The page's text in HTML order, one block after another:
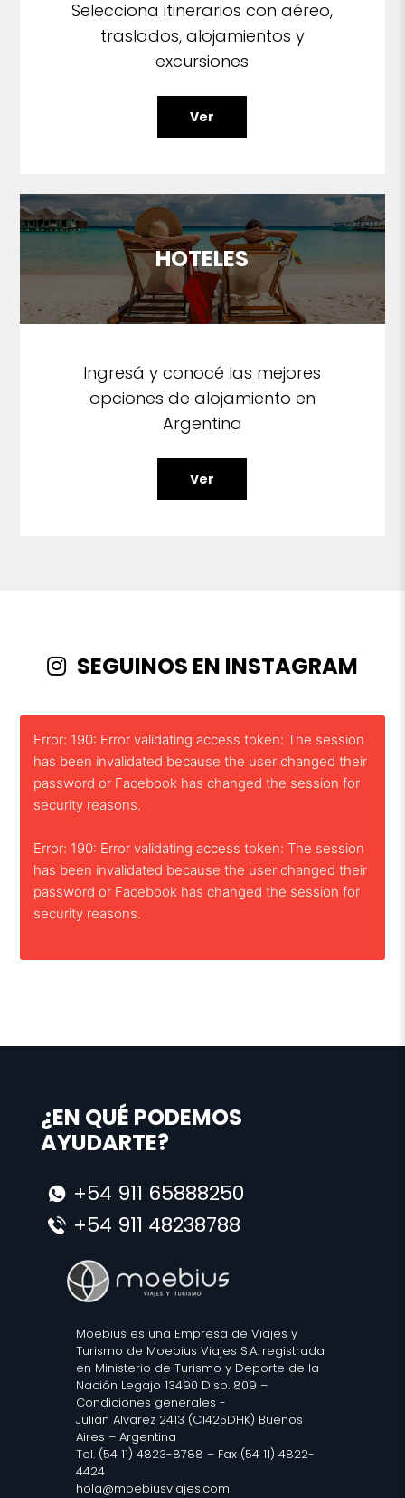
Selecciona itinerarios con aéreo,
traslados, alojamientos y
excursiones
Ver
HOTELES
Ingresá y conocé las mejores
opciones de alojamiento en
Argentina
Ver
SEGUINOS EN INSTAGRAM
Error: 190: Error validating access token: The session
has been invalidated because the user changed their
password or Facebook has changed the session for
security reasons.
Error: 190: Error validating access token: The session
has been invalidated because the user changed their
password or Facebook has changed the session for
security reasons.
¿EN QUÉ PODEMOS
AYUDARTE?
+54 911 65888250
+54 911 48238788
Moebius es una Empresa de Viajes y
Turismo de Moebius Viajes S.A. registrada
en Ministerio de Turismo y Deporte de la
Nación Legajo 13490 Disp. 809 –
Condiciones generales -
Julián Alvarez 2413 (C1425DHK) Buenos
Aires – Argentina
Tel. (54 11) 4823-8788 – Fax (54 11) 4822-
4424
hola@moebiusviajes.com